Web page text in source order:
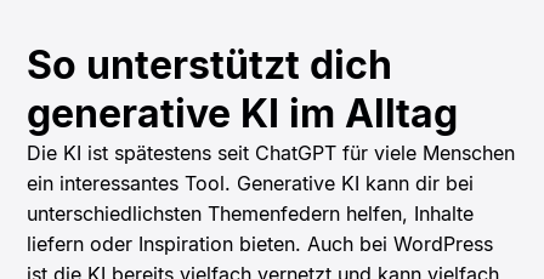
So unterstützt dich
generative KI im Alltag
Die KI ist spätestens seit ChatGPT für viele Menschen
ein interessantes Tool. Generative KI kann dir bei
unterschiedlichsten Themenfedern helfen, Inhalte
liefern oder Inspiration bieten. Auch bei WordPress
ist die KI bereits vielfach vernetzt und kann vielfach